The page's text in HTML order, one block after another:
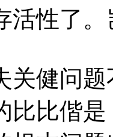
活性了
关健问
比比偕